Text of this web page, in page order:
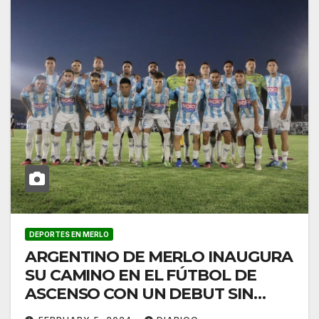
DEPORTES EN MERLO
ARGENTINO DE MERLO INAUGURA
SU CAMINO EN EL FÚTBOL DE
ASCENSO CON UN DEBUT SIN
EMOCIONES